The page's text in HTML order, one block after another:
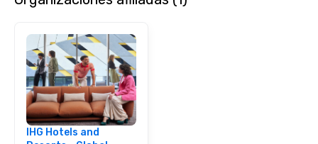
IHG Hotels and